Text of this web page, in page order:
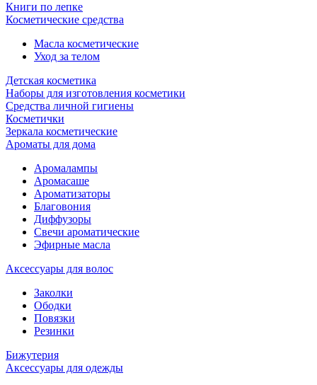
Книги по лепке
Косметические средства
Масла косметические
Уход за телом
Детская косметика
Наборы для изготовления косметики
Средства личной гигиены
Косметички
Зеркала косметические
Ароматы для дома
Аромалампы
Аромасаше
Ароматизаторы
Благовония
Диффузоры
Свечи ароматические
Эфирные масла
Аксессуары для волос
Заколки
Ободки
Повязки
Резинки
Бижутерия
Аксессуары для одежды